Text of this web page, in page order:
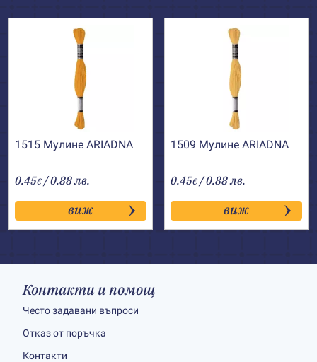
1515 Мулине АRIADNA
0.45€ / 0.88 лв.
виж
1509 Мулине АRIADNA
0.45€ / 0.88 лв.
виж
Контакти и помощ
Често задавани въпроси
Отказ от поръчка
Контакти